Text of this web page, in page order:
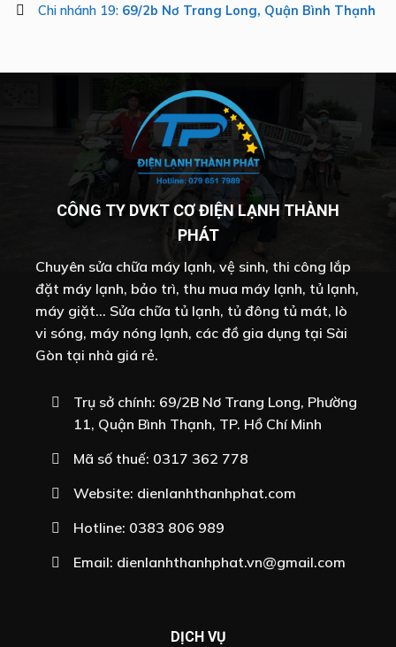
Chi nhánh 19: 69/2b Nơ Trang Long, Quận Bình Thạnh
CÔNG TY DVKT CƠ ĐIỆN LẠNH THÀNH
PHÁT
Chuyên sửa chữa máy lạnh, vệ sinh, thi công lắp
đặt máy lạnh, bảo trì, thu mua máy lạnh, tủ lạnh,
máy giặt... Sửa chữa tủ lạnh, tủ đông tủ mát, lò
vi sóng, máy nóng lạnh, các đồ gia dụng tại Sài
Gòn tại nhà giá rẻ.
Trụ sở chính: 69/2B Nơ Trang Long, Phường
11, Quận Bình Thạnh, TP. Hồ Chí Minh
Mã số thuế: 0317 362 778
Website: dienlanhthanhphat.com
Hotline: 0383 806 989
Email: dienlanhthanhphat.vn@gmail.com
DỊCH VỤ